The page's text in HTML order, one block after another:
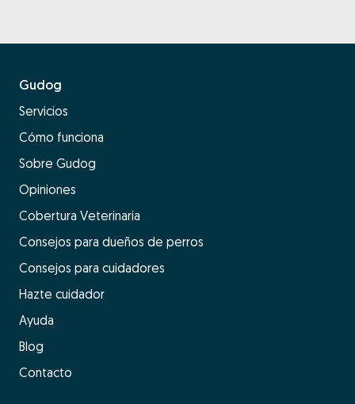
Gudog
Servicios
Cómo funciona
Sobre Gudog
Opiniones
Cobertura Veterinaria
Consejos para dueños de perros
Consejos para cuidadores
Hazte cuidador
Ayuda
Blog
Contacto